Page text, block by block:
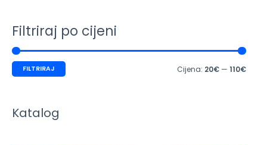
Filtriraj po cijeni
FILTRIRAJ Cijena: 20€ — 110€
Katalog